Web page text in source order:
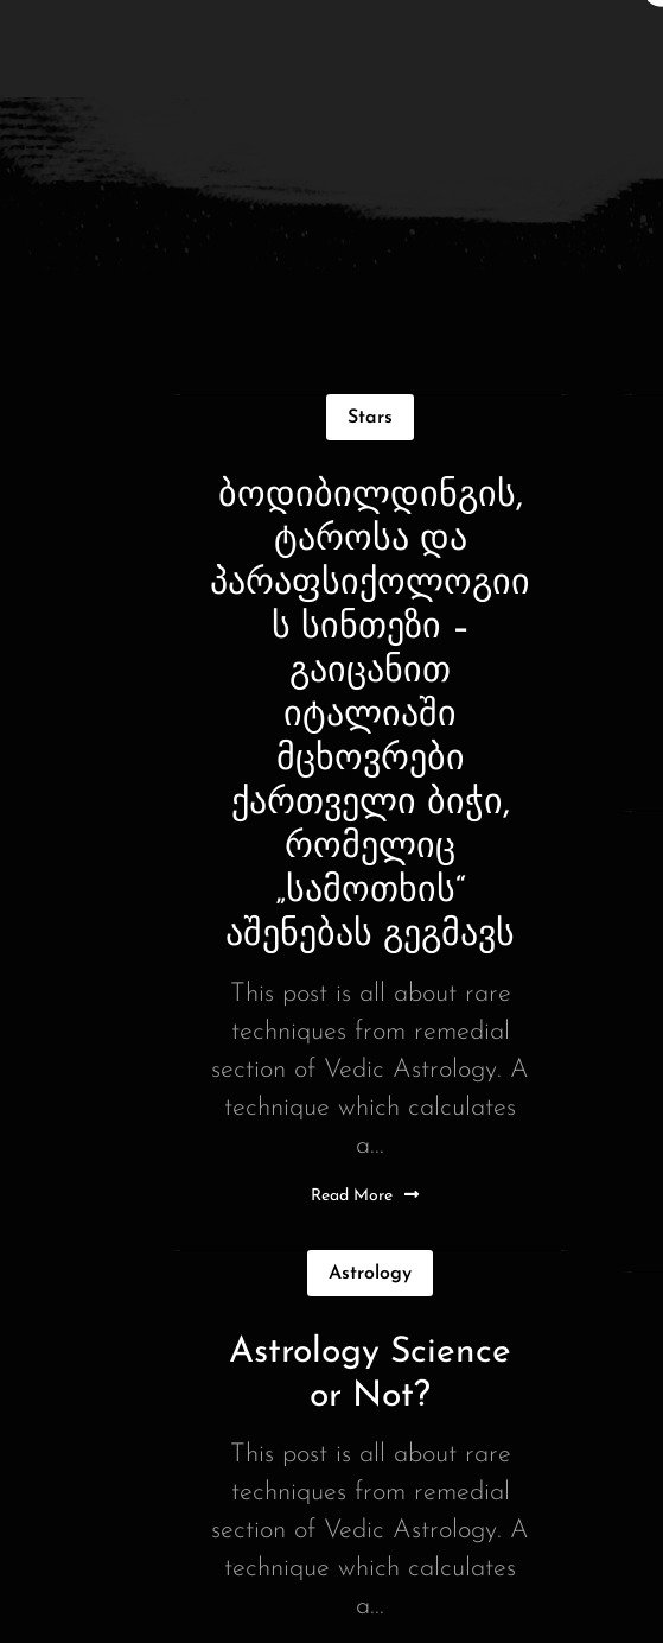
Stars
ბოდიბილდინგის,
ტაროსა და
პარაფსიქოლოგიი
ს სინთეზი –
გაიცანით
იტალიაში
მცხოვრები
ქართველი ბიჭი,
რომელიც
„სამოთხის“
აშენებას გეგმავს
This post is all about rare
techniques from remedial
section of Vedic Astrology. A
technique which calculates
a...
Read More
Astrology
Astrology Science
or Not?
This post is all about rare
techniques from remedial
section of Vedic Astrology. A
technique which calculates
a...